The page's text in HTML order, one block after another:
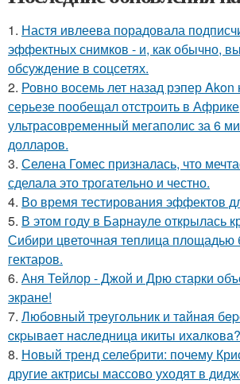
1. Настя ивлеева порадовала
эффектных снимков - и, как обычно,
обсуждение в соцсетях.
2. Ровно восемь лет назад рэпер
серьезе пообещал отстроить в Африке
ультрасовременный мегаполис за 6
долларов.
3. Селена Гомес призналась, что
сделала это трогательно и честно.
4. Во время тестирования эффектов
5. В этом году в Барнауле открылась
Сибири цветочная теплица площадью
гектаров.
6. Аня Тейлор - Джой и Дрю старки
экране!
7. Любoвный тpeугoльник и тaйнaя
cкpывaeт нacлeдницa икиты
8. Новый тренд селебрити: почему
другие актрисы массово уходят в